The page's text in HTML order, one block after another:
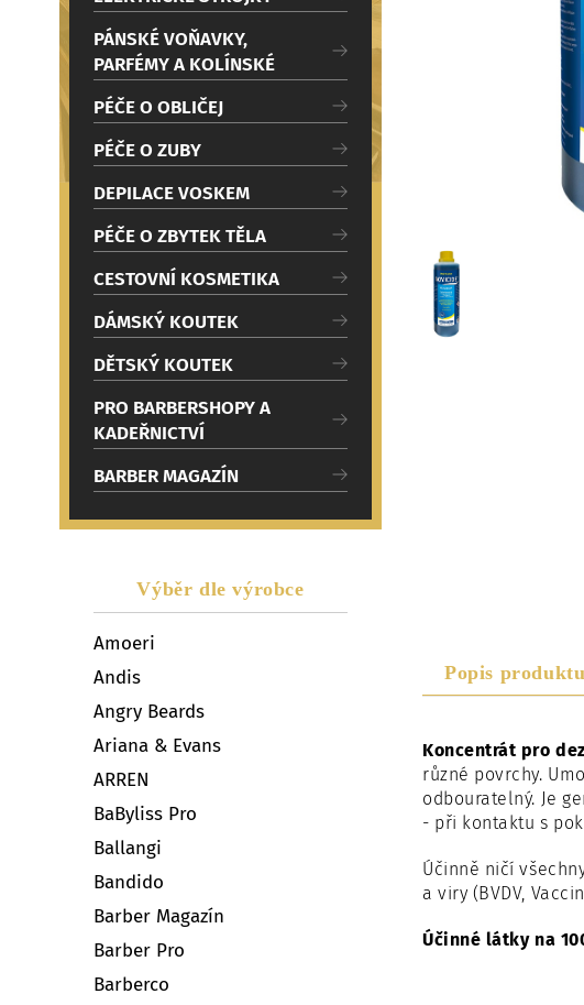
PÁNSKÉ VOŇAVKY,
PARFÉMY A KOLÍNSKÉ
PÉČE O OBLIČEJ
PÉČE O ZUBY
DEPILACE VOSKEM
PÉČE O ZBYTEK TĚLA
CESTOVNÍ KOSMETIKA
DÁMSKÝ KOUTEK
DĚTSKÝ KOUTEK
PRO BARBERSHOPY A
KADEŘNICTVÍ
BARBER MAGAZÍN
Výběr dle výrobce
Amoeri
Andis
Angry Beards
Ariana & Evans
ARREN
BaByliss Pro
Ballangi
Bandido
Barber Magazín
Barber Pro
Barberco
Popis produktu
Koncentrát pro
různé povrchy.
odbouratelný. Je
- při kontaktu s
Účinně ničí
a viry (BVDV,
Účinné látky na